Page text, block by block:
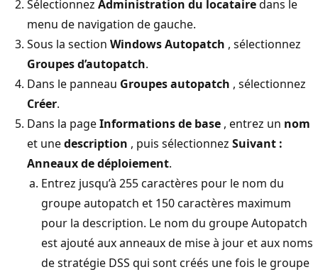
Sélectionnez Administration du locatairedans le
menu de navigation de gauche.
Sous la section Windows Autopatch , sélectionnez
Groupes d’autopatch.
Dans le panneau Groupes autopatch , sélectionnez
Créer.
Dans la pageInformations de base , entrez un nom
et unedescription , puis sélectionnez Suivant :
Anneaux de déploiement.
Entrez jusqu’à 255 caractères pour le nom du
groupe autopatch et 150 caractères maximum
pour la description. Le nom du groupe Autopatch
est ajouté aux anneaux de mise à jour et aux noms
de stratégie DSS qui sont créés une fois le groupe